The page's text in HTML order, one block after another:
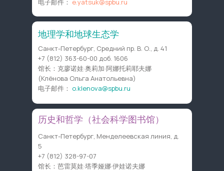
Санкт-Петербург, Средний пр. В. О., д. 41
+7 (812) 363-60-00 доб. 1606
馆长：克廖诺娃·奥莉加·阿娜托莉耶夫娜
(Клёнова Ольга Анатольевна)
电子邮件： o.klenova@spbu.ru
地理学和地球生态学
电子邮件： e.yatsuk@spbu.ru
历史和哲学（社会科学图书馆）
Санкт-Петербург, Менделеевская линия, д.
5
+7 (812) 328-97-07
馆长：芭雷莫娃·塔季娅娜·伊娃诺夫娜